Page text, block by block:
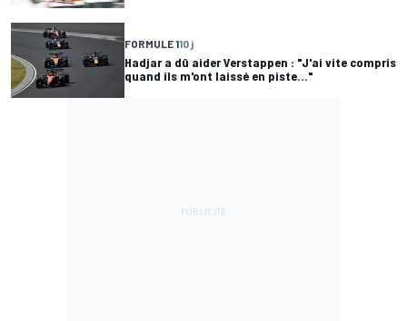
FORMULE 110 j
Hadjar a dû aider Verstappen : "J'ai vite compris
quand ils m'ont laissé en piste..."